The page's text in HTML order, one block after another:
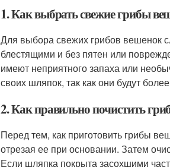
1. Как выбрать свежие грибы
Для выбора свежих грибов вешенок
блестящими и без пятен или
имеют неприятного запаха или
своих шляпок, так как они будут
2. Как правильно почистить
Перед тем, как приготовить грибы
отрезая ее при основании. Затем
Если шляпка покрыта засохшими